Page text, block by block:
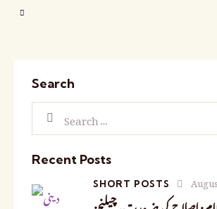
Search
Recent Posts
SHORT POSTS